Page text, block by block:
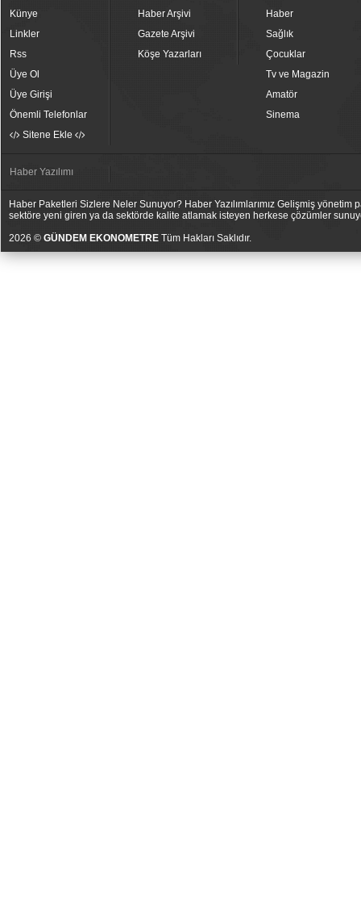
Künye
Linkler
Rss
Üye Ol
Üye Girişi
Önemli Telefonlar
Sitene Ekle
Haber Arşivi
Gazete Arşivi
Köşe Yazarları
Haber
Sağlık
Çocuklar
Tv ve Magazin
Amatör
Sinema
Haber Yazılımı
Haber Paketleri Sizlere Neler Sunuyor? Haber Yazılımlarımız Gelişmiş
sektöre yeni giren ya da sektörde kalite atlamak isteyen herkese çözümler
2026 © GÜNDEM EKONOMETRE Tüm Hakları Saklıdır.